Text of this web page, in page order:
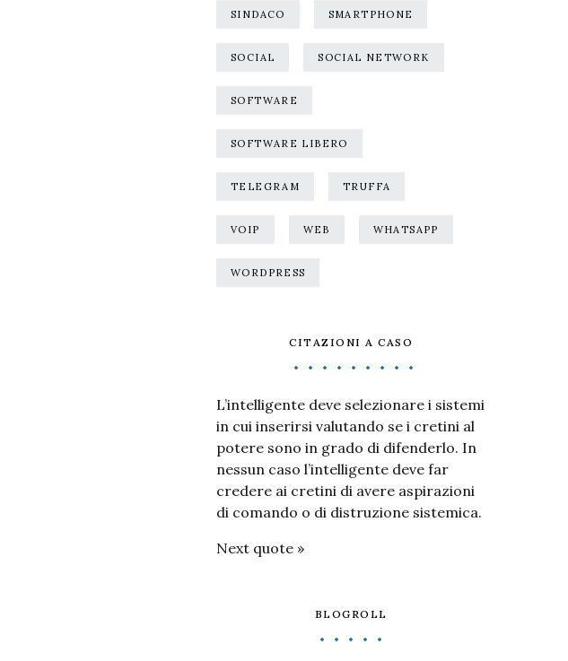
SINDACO SMARTPHONE
SOCIAL SOCIAL NETWORK
SOFTWARE
SOFTWARE LIBERO
TELEGRAM TRUFFA
VOIP WEB WHATSAPP
WORDPRESS
CITAZIONI A CASO
L’intelligente deve selezionare i sistemi
in cui inserirsi valutando se i cretini al
potere sono in grado di difenderlo. In
nessun caso l’intelligente deve far
credere ai cretini di avere aspirazioni
di comando o di distruzione sistemica.
Next quote »
BLOGROLL